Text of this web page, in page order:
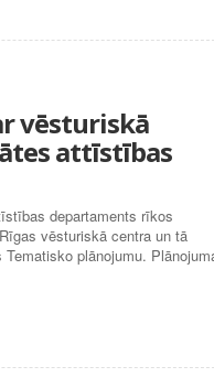
vēsturiskā
attīstības
departaments rīkos
vēsturiskā centra un tā
plānojumu.